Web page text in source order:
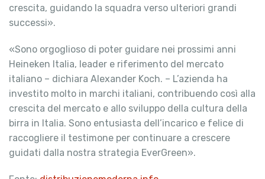
crescita, guidando la squadra verso ulteriori grandi
successi».
«Sono orgoglioso di poter guidare nei prossimi anni
Heineken Italia, leader e riferimento del mercato
italiano – dichiara Alexander Koch. – L’azienda ha
investito molto in marchi italiani, contribuendo così alla
crescita del mercato e allo sviluppo della cultura della
birra in Italia. Sono entusiasta dell’incarico e felice di
raccogliere il testimone per continuare a crescere
guidati dalla nostra strategia EverGreen».